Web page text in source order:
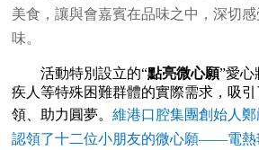
美食，讓與會嘉賓在品味之中，深切
味。
活動特別設立的“點亮微心願”愛
疾人等特殊困難群體的實際需求，吸
領、助力圓夢。維港口腔集團創始人
認領了十二位小朋友的微心願——電熱